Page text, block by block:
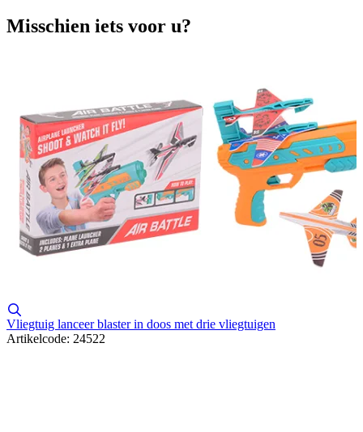
Misschien iets voor u?
Vliegtuig lanceer blaster in doos met drie vliegtuigen
Artikelcode: 24522